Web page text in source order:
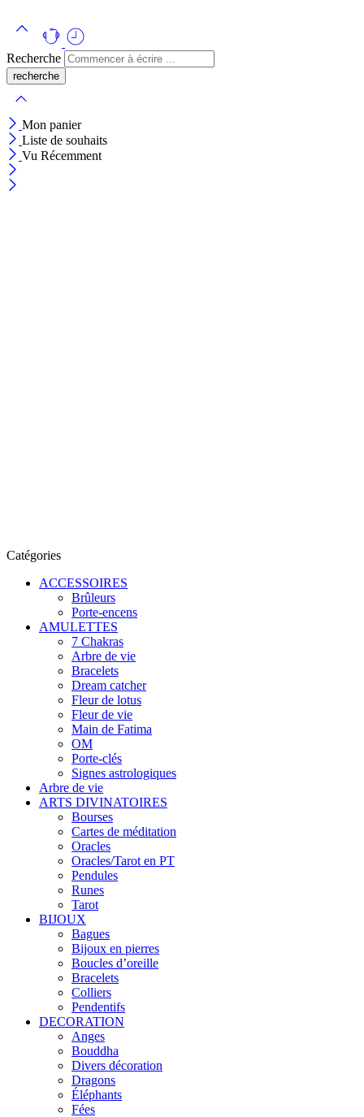
Recherche
Mon panier
Liste de souhaits
Vu Récemment
Catégories
ACCESSOIRES
Brûleurs
Porte-encens
AMULETTES
7 Chakras
Arbre de vie
Bracelets
Dream catcher
Fleur de lotus
Fleur de vie
Main de Fatima
OM
Porte-clés
Signes astrologiques
Arbre de vie
ARTS DIVINATOIRES
Bourses
Cartes de méditation
Oracles
Oracles/Tarot en PT
Pendules
Runes
Tarot
BIJOUX
Bagues
Bijoux en pierres
Boucles d’oreille
Bracelets
Colliers
Pendentifs
DECORATION
Anges
Bouddha
Divers décoration
Dragons
Éléphants
Fées